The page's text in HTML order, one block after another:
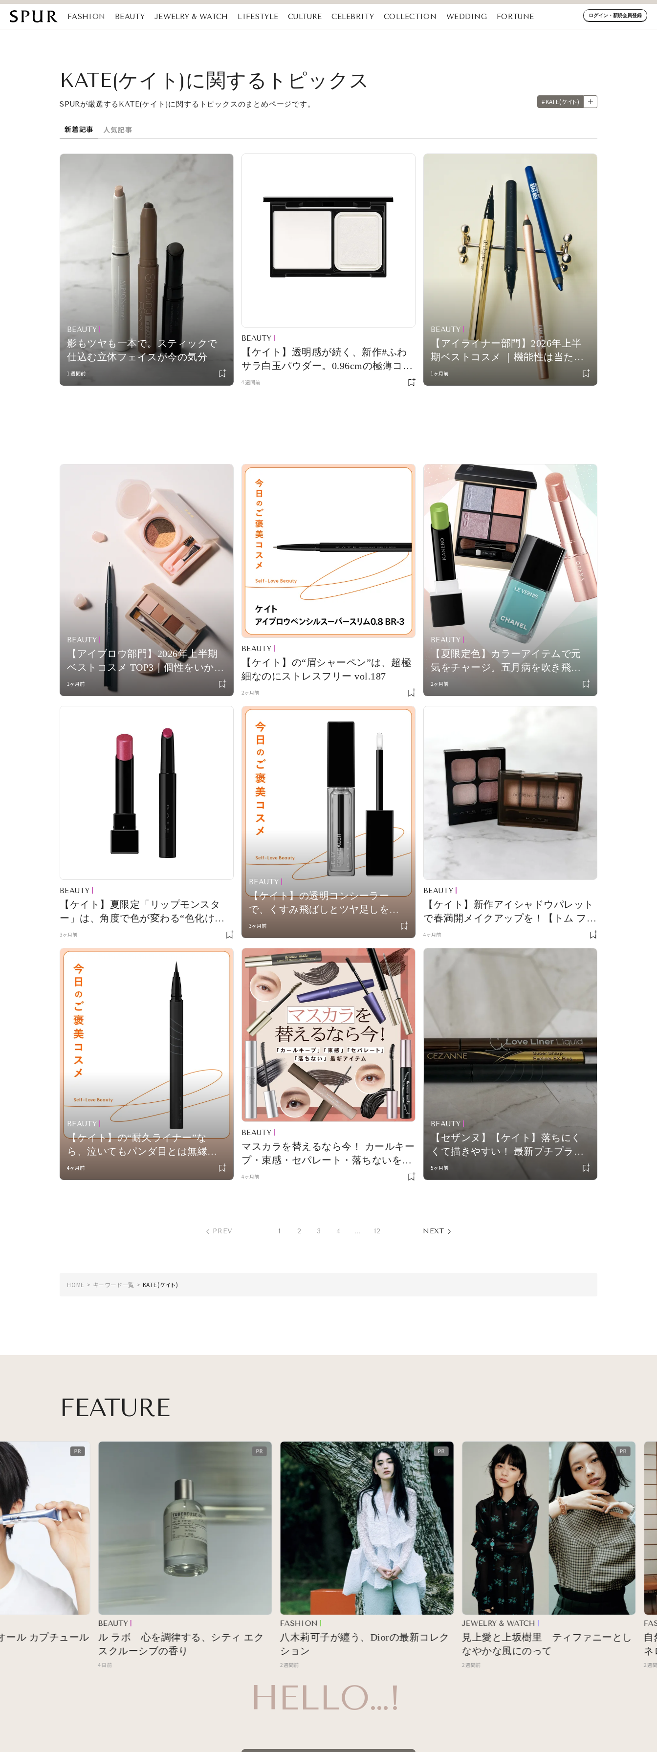
FASHION BEAUTY JEWELRY & WATCH LIFESTYLE CULTURE CELEBRITY COLLECTION WEDDING
FORTUNE
ログイン・新規会員登録
KATE(ケイト)に関するトピックス
SPURが厳選するKATE(ケイト)に関するトピックスのまとめページです。 #KATE(ケイト)
新着記事 人気記事
BEAUTY
影もツヤも一本で。スティックで
仕込む立体フェイスが今の気分
1週間前
BEAUTY
【ケイト】透明感が続く、新作#ふわ
サラ白玉パウダー。0.96cmの極薄コン
パクトも優秀！
4週間前
BEAUTY
【アイライナー部門】2026年上半
期ベストコスメ ｜機能性は当たり
前。その先に、色で遊ぶ楽しさを
1ヶ月前
BEAUTY
【アイブロウ部門】2026年上半期
ベストコスメ TOP3｜個性をいかし
た眉がもっと身近に
1ヶ月前
BEAUTY
【ケイト】の“眉シャーペン”は、超極
細なのにストレスフリー vol.187
2ヶ月前
BEAUTY
【夏限定色】カラーアイテムで元
気をチャージ。五月病を吹き飛ば
す“限定色コスメ”
2ヶ月前
BEAUTY
【ケイト】夏限定「リップモンスタ
ー」は、角度で色が変わる“色化けパ
ール”入り！
3ヶ月前
BEAUTY
【ケイト】の透明コンシーラー
で、くすみ飛ばしとツヤ足しを
vol.152
3ヶ月前
BEAUTY
【ケイト】新作アイシャドウパレット
で春満開メイクアップを！【トム フォ
ード】【インウイ】
4ヶ月前
BEAUTY
【ケイト】の“耐久ライナー”な
ら、泣いてもパンダ目とは無縁
vol.129
4ヶ月前
BEAUTY
マスカラを替えるなら今！ カールキー
プ・束感・セパレート・落ちないを叶
える最新10本
4ヶ月前
BEAUTY
【セザンヌ】【ケイト】落ちにく
くて描きやすい！ 最新プチプラリ
キッドアイライナー【ラブ・ライ
ナー】
5ヶ月前
PREV 1 2 3 4 ... 12 NEXT
HOME キーワード一覧 KATE(ケイト)
FEATURE
HELLO…!
カプチュール
BEAUTY
ル ラボ 心を調律する、シティ エク
スクルーシブの香り
FASHION
八木莉可子が纏う、Diorの最新コレク
ション
2週間前
JEWELRY & WATCH
見上愛と上坂樹里 ティファニーとし
なやかな風にのって
2週間前
自然
ネロ
2週間前